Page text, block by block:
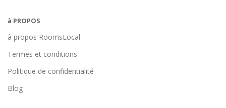
à PROPOS
à propos RoomsLocal
Termes et conditions
Politique de confidentialité
Blog